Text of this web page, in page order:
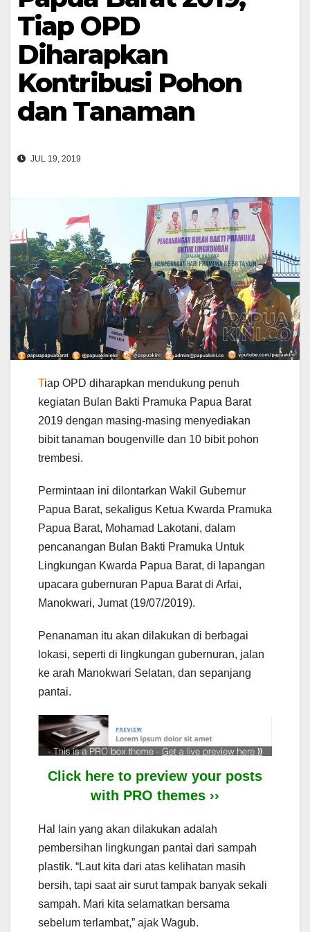
Tiap OPD
Diharapkan
Kontribusi Pohon
dan Tanaman
JUL 19, 2019
Tiap OPD diharapkan mendukung penuh
kegiatan Bulan Bakti Pramuka Papua Barat
2019 dengan masing-masing menyediakan
bibit tanaman bougenville dan 10 bibit pohon
trembesi.
Permintaan ini dilontarkan Wakil Gubernur
Papua Barat, sekaligus Ketua Kwarda Pramuka
Papua Barat, Mohamad Lakotani, dalam
pencanangan Bulan Bakti Pramuka Untuk
Lingkungan Kwarda Papua Barat, di lapangan
upacara gubernuran Papua Barat di Arfai,
Manokwari, Jumat (19/07/2019).
Penanaman itu akan dilakukan di berbagai
lokasi, seperti di lingkungan gubernuran, jalan
ke arah Manokwari Selatan, dan sepanjang
pantai.
Click here to preview your posts
with PRO themes ››
Hal lain yang akan dilakukan adalah
pembersihan lingkungan pantai dari sampah
plastik. “Laut kita dari atas kelihatan masih
bersih, tapi saat air surut tampak banyak sekali
sampah. Mari kita selamatkan bersama
sebelum terlambat,” ajak Wagub.